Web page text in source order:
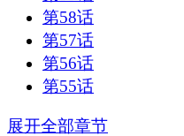
第58话
第57话
第56话
第55话
展开全部章节